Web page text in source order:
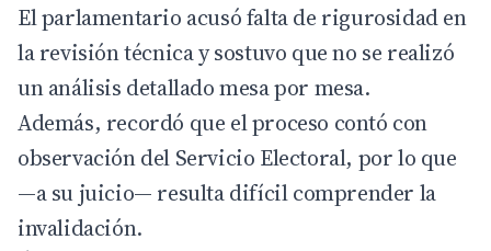
El parlamentario acusó falta de rigurosidad en
la revisión técnica y sostuvo que no se realizó
un análisis detallado mesa por mesa.
Además, recordó que el proceso contó con
observación del Servicio Electoral, por lo que
—a su juicio— resulta difícil comprender la
invalidación.